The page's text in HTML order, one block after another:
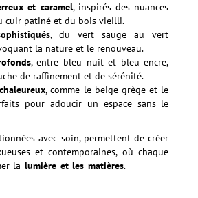
et caramel, inspirés des nuances
cuir patiné et du bois vieilli.
, du vert sauge au vert
la nature et le renouveau.
, entre bleu nuit et bleu encre,
de raffinement et de sérénité.
, comme le beige grège et le
pour adoucir un espace sans le
avec soin, permettent de créer
et contemporaines, où chaque
la lumière et les matières.